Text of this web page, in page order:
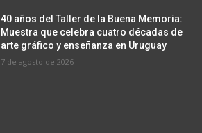
40 años del Taller de la Buena Memoria:
Muestra que celebra cuatro décadas de
arte gráfico y enseñanza en Uruguay
7 de agosto de 2026